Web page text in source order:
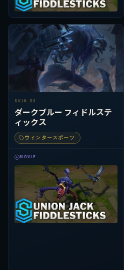
SKIN 03
ダークブルー フィドルステ
ィックス
ウィンタースポーツ
MOVIE